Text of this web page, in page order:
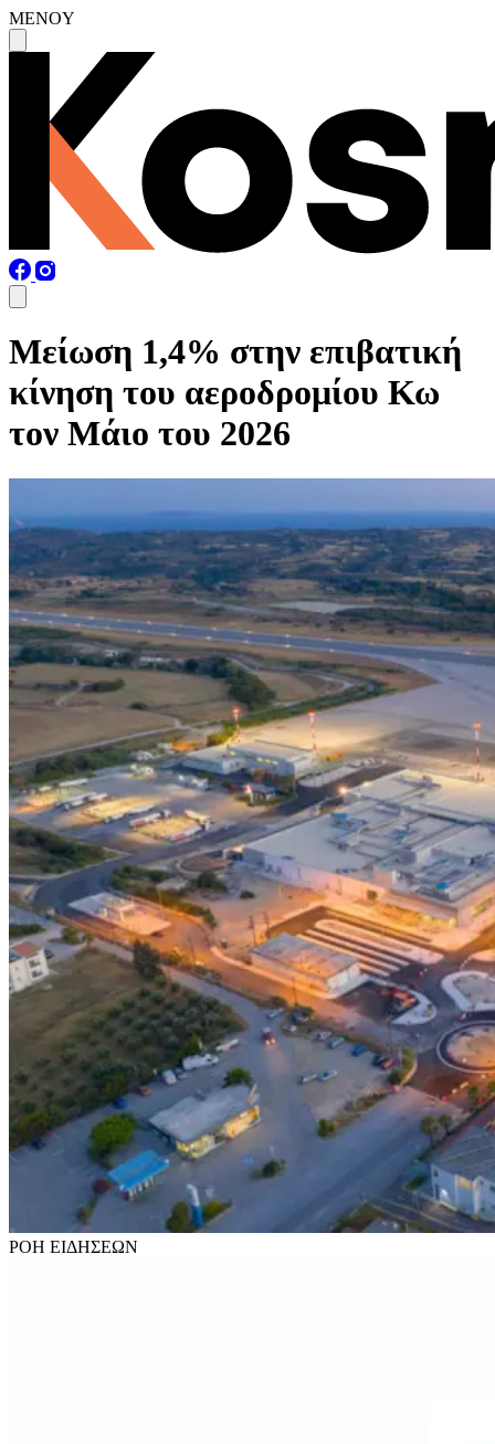
MENOY
Μείωση 1,4% στην επιβατική
κίνηση του αεροδρομίου Κω
τον Μάιο του 2026
ΡΟΗ ΕΙΔΗΣΕΩΝ